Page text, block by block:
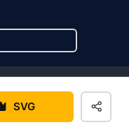
SVG